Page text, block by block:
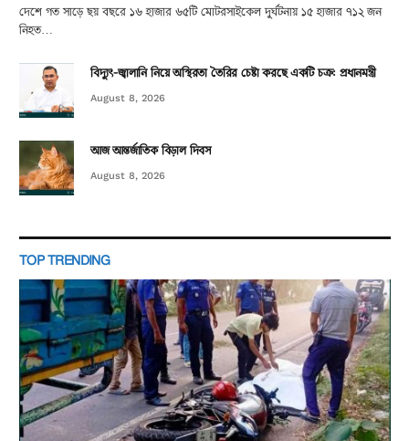
দেশে গত সাড়ে ছয় বছরে ১৬ হাজার ৬৫টি মোটরসাইকেল দুর্ঘটনায় ১৫ হাজার ৭১২ জন
নিহত…
বিদ্যুৎ-জ্বালানি নিয়ে অস্থিরতা তৈরির চেষ্টা করছে একটি চক্র: প্রধানমন্ত্রী
August 8, 2026
আজ আন্তর্জাতিক বিড়াল দিবস
August 8, 2026
TOP TRENDING